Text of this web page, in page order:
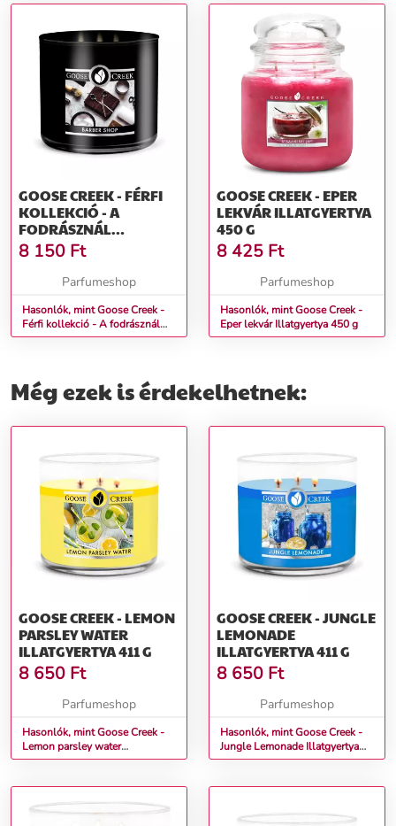
GOOSE CREEK - FÉRFI
KOLLEKCIÓ - A
FODRÁSZNÁL
ILLATGYERTYA 411 G
8 150 Ft
Parfumeshop
Hasonlók, mint Goose Creek -
Férfi kollekció - A fodrásznál
Illatgyertya 411 g
GOOSE CREEK - EPER
LEKVÁR ILLATGYERTYA
450 G
8 425 Ft
Parfumeshop
Hasonlók, mint Goose Creek -
Eper lekvár Illatgyertya 450 g
Még ezek is érdekelhetnek:
GOOSE CREEK - LEMON
PARSLEY WATER
ILLATGYERTYA 411 G
8 650 Ft
Parfumeshop
Hasonlók, mint Goose Creek -
Lemon parsley water
Illatgyertya 411 g
GOOSE CREEK - JUNGLE
LEMONADE
ILLATGYERTYA 411 G
8 650 Ft
Parfumeshop
Hasonlók, mint Goose Creek -
Jungle Lemonade Illatgyertya
411 g